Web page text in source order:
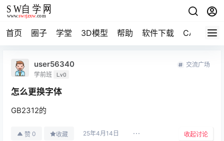
首页 圈子 学堂 3D模型 帮助 软件下载 CAD资料
user56340
学前班 Lv0
交流广场
怎么更换字体
GB2312的
赞 0 收藏 25年4月14日 收起讨论